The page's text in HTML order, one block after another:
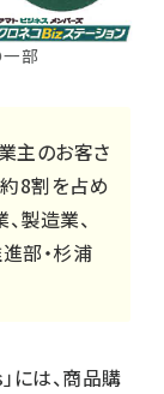
一部
主のお客さ
8割を占め
製造業、
部・杉浦
には、商品購